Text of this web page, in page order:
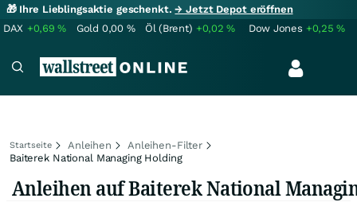
🎁 Ihre Lieblingsaktie geschenkt.→ Jetzt Depot eröffnen
DAX +0,69% Gold 0,00 % Öl (Brent) +0,02% Dow Jones +0,25%
Startseite Anleihen
Anleihen-Filter
Baiterek National Managing Holding
Anleihen auf Baiterek National